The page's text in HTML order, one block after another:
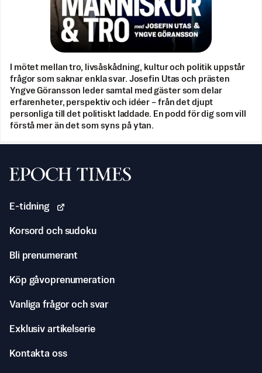
I mötet mellan tro, livsåskådning, kultur och politik uppstår
frågor som saknar enkla svar. Josefin Utas och prästen
Yngve Göransson leder samtal med gäster som delar
erfarenheter, perspektiv och idéer – från det djupt
personliga till det politiskt laddade. En podd för dig som vill
förstå mer än det som syns på ytan.
Svenska Epoch Times
E-tidning
Korsord och sudoku
Bli prenumerant
Köp gåvoprenumeration
Vanliga frågor och svar
Exklusiv artikelserie
Kontakta oss